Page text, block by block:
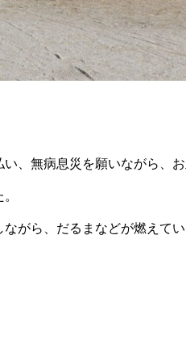
、無病息災を願いながら、
がら、だるまなどが燃えて